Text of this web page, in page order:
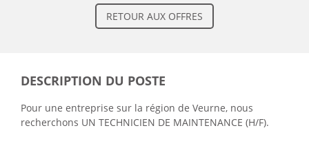
RETOUR AUX OFFRES
DESCRIPTION DU POSTE
Pour une entreprise sur la région de Veurne, nous
recherchons UN TECHNICIEN DE MAINTENANCE (H/F).